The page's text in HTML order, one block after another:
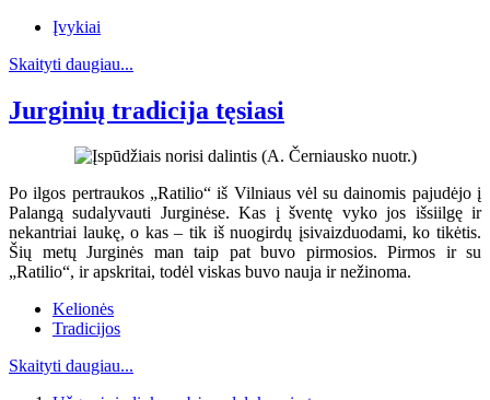
Įvykiai
Skaityti daugiau...
Jurginių tradicija tęsiasi
Po ilgos pertraukos „Ratilio“ iš Vilniaus vėl su dainomis pajudėjo į
Palangą sudalyvauti Jurginėse. Kas į šventę vyko jos išsiilgę ir
nekantriai laukę, o kas – tik iš nuogirdų įsivaizduodami, ko tikėtis.
Šių metų Jurginės man taip pat buvo pirmosios. Pirmos ir su
„Ratilio“, ir apskritai, todėl viskas buvo nauja ir nežinoma.
Kelionės
Tradicijos
Skaityti daugiau...